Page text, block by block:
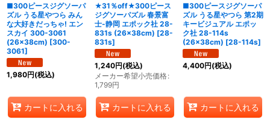
■300ピースジグソーパ
ズル うる星やつら みん
な大好きだっちゃ! エン
スカイ 300-3061
(26×38cm) [300-
3061]
1,980円(税込)
カートに入れる
★31％off★300ピース
ジグソーパズル 春景富
士-静岡 エポック社 28-
831s (26×38cm) [28-
831s]
1,240円(税込)
メーカー希望小売価格:
1,799円
カートに入れる
■300ピースジグソーパ
ズル うる星やつら 第2期
キービジュアル エポッ
ク社 28-114s
(26×38cm) [28-114s]
4,400円(税込)
カートに入れる